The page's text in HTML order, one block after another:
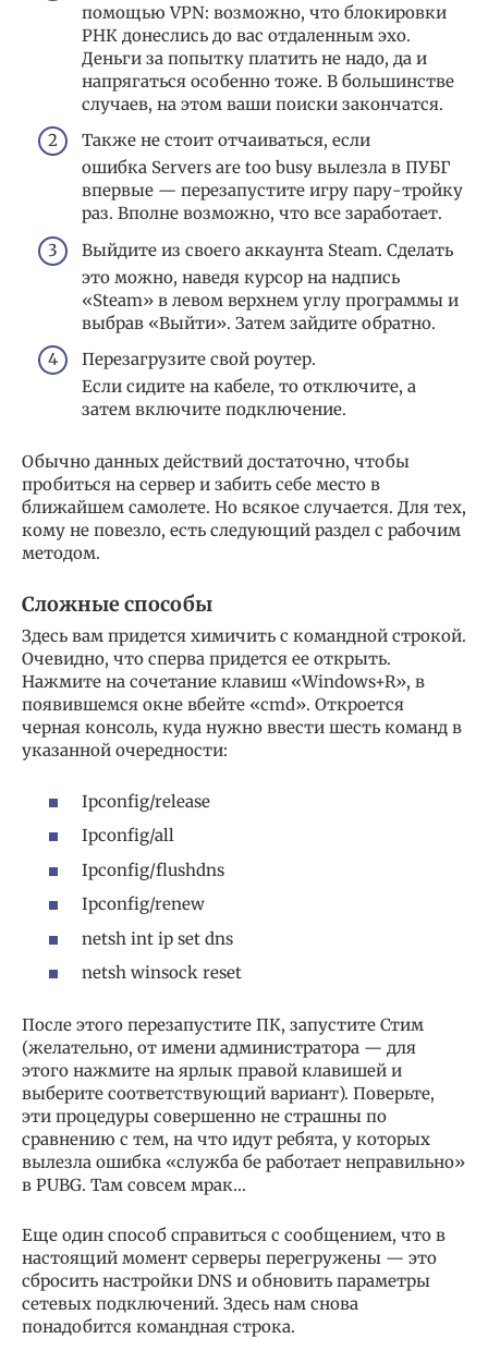
помощью VPN: возможно, что блокировки
РНК донеслись до вас отдаленным эхо.
Деньги за попытку платить не надо, да и
напрягаться особенно тоже. В большинстве
случаев, на этом ваши поиски закончатся.
Также не стоит отчаиваться, если
ошибка Servers are too busy вылезла в ПУБГ
впервые — перезапустите игру пару-тройку
раз. Вполне возможно, что все заработает.
Выйдите из своего аккаунта Steam. Сделать
это можно, наведя курсор на надпись
«Steam» в левом верхнем углу программы и
выбрав «Выйти». Затем зайдите обратно.
Перезагрузите свой роутер.
Если сидите на кабеле, то отключите, а
затем включите подключение.
Обычно данных действий достаточно, чтобы
пробиться на сервер и забить себе место в
ближайшем самолете. Но всякое случается. Для тех,
кому не повезло, есть следующий раздел с рабочим
методом.
Сложные способы
Здесь вам придется химичить с командной строкой.
Очевидно, что сперва придется ее открыть.
Нажмите на сочетание клавиш «Windows+R», в
появившемся окне вбейте «cmd». Откроется
черная консоль, куда нужно ввести шесть команд в
указанной очередности:
Ipconfig/release
Ipconfig/all
Ipconfig/flushdns
Ipconfig/renew
netsh int ip set dns
netsh winsock reset
После этого перезапустите ПК, запустите Стим
(желательно, от имени администратора — для
этого нажмите на ярлык правой клавишей и
выберите соответствующий вариант). Поверьте,
эти процедуры совершенно не страшны по
сравнению с тем, на что идут ребята, у которых
вылезла ошибка «служба бе работает неправильно»
в PUBG. Там совсем мрак…
Еще один способ справиться с сообщением, что в
настоящий момент серверы перегружены — это
сбросить настройки DNS и обновить параметры
сетевых подключений. Здесь нам снова
понадобится командная строка.